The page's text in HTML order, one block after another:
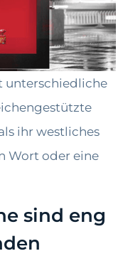
unterschiedliche
ihr westliches
Wort oder eine
sind eng